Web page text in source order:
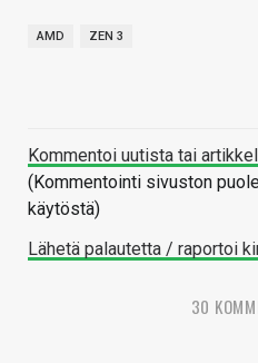
AMD ZEN 3
Kommentoi uutista tai
(Kommentointi sivuston
käytöstä)
Lähetä palautetta / raportoi
30